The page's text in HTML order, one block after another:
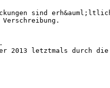
sind
2013 letztmals durch